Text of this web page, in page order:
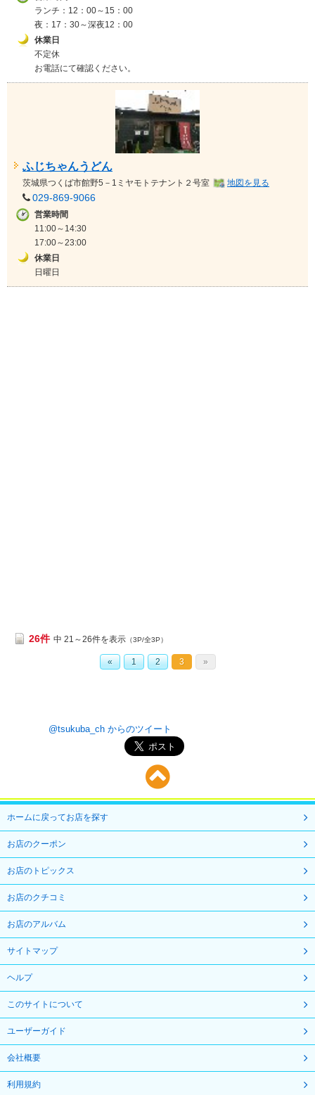
ランチ：12：00～15：00
夜：17：30～深夜12：00
休業日
不定休
お電話にて確認ください。
ふじちゃんうどん
茨城県つくば市館野5－1ミヤモトテナント２号室 地図を見る
029-869-9066
営業時間
11:00～14:30
17:00～23:00
休業日
日曜日
26件 中 21～26件を表示 （3P/全3P）
« 1 2 3 »
@tsukuba_ch からのツイート
ホームに戻ってお店を探す
お店のクーポン
お店のトピックス
お店のクチコミ
お店のアルバム
サイトマップ
ヘルプ
このサイトについて
ユーザーガイド
会社概要
利用規約